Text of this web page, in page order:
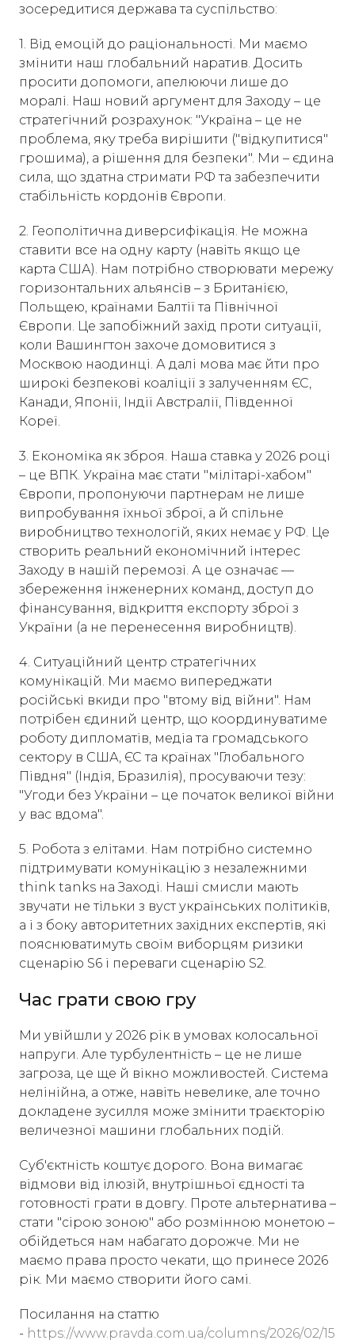
зосередитися держава та суспільство:
1. Від емоцій до раціональності. Ми маємо
змінити наш глобальний наратив. Досить
просити допомоги, апелюючи лише до
моралі. Наш новий аргумент для Заходу – це
стратегічний розрахунок: "Україна – це не
проблема, яку треба вирішити ("відкупитися"
грошима), а рішення для безпеки". Ми – єдина
сила, що здатна стримати РФ та забезпечити
стабільність кордонів Європи.
2. Геополітична диверсифікація. Не можна
ставити все на одну карту (навіть якщо це
карта США). Нам потрібно створювати мережу
горизонтальних альянсів – з Британією,
Польщею, країнами Балтії та Північної
Європи. Це запобіжний захід проти ситуації,
коли Вашингтон захоче домовитися з
Москвою наодинці. А далі мова має йти про
широкі безпекові коаліції з залученням ЄС,
Канади, Японії, Індії Австралії, Південної
Кореї.
3. Економіка як зброя. Наша ставка у 2026 році
– це ВПК. Україна має стати "мілітарі-хабом"
Європи, пропонуючи партнерам не лише
випробування їхньої зброї, а й спільне
виробництво технологій, яких немає у РФ. Це
створить реальний економічний інтерес
Заходу в нашій перемозі. А це означає —
збереження інженерних команд, доступ до
фінансування, відкриття експорту зброї з
України (а не перенесення виробництв).
4. Ситуаційний центр стратегічних
комунікацій. Ми маємо випереджати
російські вкиди про "втому від війни". Нам
потрібен єдиний центр, що координуватиме
роботу дипломатів, медіа та громадського
сектору в США, ЄС та країнах "Глобального
Півдня" (Індія, Бразилія), просуваючи тезу:
"Угоди без України – це початок великої війни
у вас вдома".
5. Робота з елітами. Нам потрібно системно
підтримувати комунікацію з незалежними
think tanks на Заході. Наші смисли мають
звучати не тільки з вуст українських політиків,
а і з боку авторитетних західних експертів, які
пояснюватимуть своїм виборцям ризики
сценарію S6 і переваги сценарію S2.
Час грати свою гру
Ми увійшли у 2026 рік в умовах колосальної
напруги. Але турбулентність – це не лише
загроза, це ще й вікно можливостей. Система
нелінійна, а отже, навіть невелике, але точно
докладене зусилля може змінити траєкторію
величезної машини глобальних подій.
Суб'єктність коштує дорого. Вона вимагає
відмови від ілюзій, внутрішньої єдності та
готовності грати в довгу. Проте альтернатива –
стати "сірою зоною" або розмінною монетою –
обійдеться нам набагато дорожче. Ми не
маємо права просто чекати, що принесе 2026
рік. Ми маємо створити його самі.
Посилання на статтю
- https://www.pravda.com.ua/columns/2026/02/15